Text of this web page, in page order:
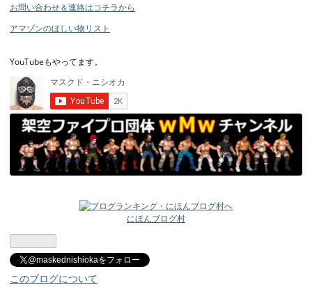
お問い合わせ＆連絡はコチラから
アマゾンのほしい物リスト
YouTubeもやってます。
にほんブログ村
@maskednishiokaをフォロー
このブログについて